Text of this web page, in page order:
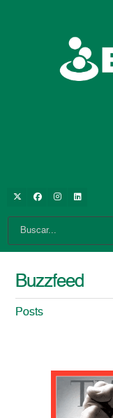
Buzzfeed
Posts